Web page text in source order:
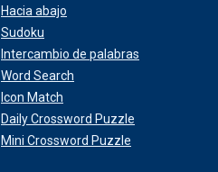
Hacia abajo
Sudoku
Intercambio de palabras
Word Search
Icon Match
Daily Crossword Puzzle
Mini Crossword Puzzle